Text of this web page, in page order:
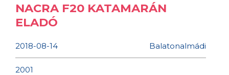
NACRA F20 KATAMARÁN
ELADÓ
2018-08-14 Balatonalmádi
2001